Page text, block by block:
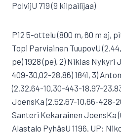
PolvijU 719 (9 kilpailijaa)
P12 5-ottelu (800 m, 60 m aj,
Topi Parviainen TuupovU
pe) 1928 (pe), 2) Niklas Nykyri
409-30,02-28,86) 1841, 3)
(2.32,64-10,30-443-18,97-
JoensKa (2.52,67-10,66-428-
Santeri Kekarainen JoensKa
Alastalo PyhäsU 1196. UP: